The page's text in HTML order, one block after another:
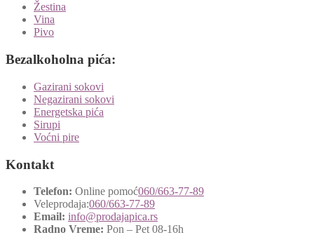
Žestina
Vina
Pivo
Bezalkoholna pića:
Gazirani sokovi
Negazirani sokovi
Energetska pića
Sirupi
Voćni pire
Kontakt
Telefon: Online pomoć060/663-77-89
Veleprodaja:060/663-77-89
Email: info@prodajapica.rs
Radno Vreme: Pon – Pet 08-16h